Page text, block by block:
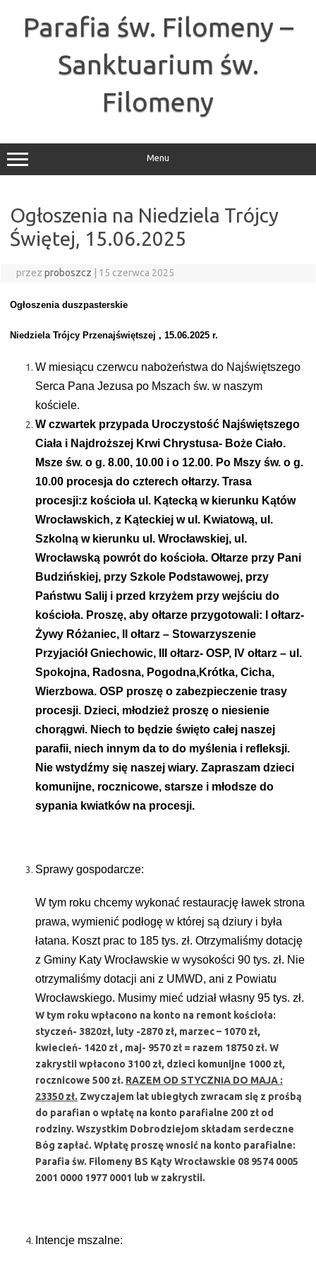
Parafia św. Filomeny –
Sanktuarium św.
Filomeny
Menu
Ogłoszenia na Niedziela Trójcy
Świętej, 15.06.2025
przez proboszcz 15 czerwca 2025
Ogłoszenia duszpasterskie
Niedziela Trójcy Przenajświętszej , 15.06.2025 r.
W miesiącu czerwcu nabożeństwa do Najświętszego
Serca Pana Jezusa po Mszach św. w naszym
kościele.
W czwartek przypada Uroczystość Najświętszego
Ciała i Najdroższej Krwi Chrystusa- Boże Ciało.
Msze św. o g. 8.00, 10.00 i o 12.00. Po Mszy św. o g.
10.00 procesja do czterech ołtarzy. Trasa
procesji:z kościoła ul. Kątecką w kierunku Kątów
Wrocławskich, z Kąteckiej w ul. Kwiatową, ul.
Szkolną w kierunku ul. Wrocławskiej, ul.
Wrocławską powrót do kościoła. Ołtarze przy Pani
Budzińskiej, przy Szkole Podstawowej, przy
Państwu Salij i przed krzyżem przy wejściu do
kościoła. Proszę, aby ołtarze przygotowali: I ołtarz-
Żywy Różaniec, II ołtarz – Stowarzyszenie
Przyjaciół Gniechowic, III ołtarz- OSP, IV ołtarz – ul.
Spokojna, Radosna, Pogodna,Krótka, Cicha,
Wierzbowa. OSP proszę o zabezpieczenie trasy
procesji. Dzieci, młodzież proszę o niesienie
chorągwi. Niech to będzie święto całej naszej
parafii, niech innym da to do myślenia i refleksji.
Nie wstydźmy się naszej wiary. Zapraszam dzieci
komunijne, rocznicowe, starsze i młodsze do
sypania kwiatków na procesji.
Sprawy gospodarcze:
W tym roku chcemy wykonać restaurację ławek strona
prawa, wymienić podłogę w której są dziury i była
łatana. Koszt prac to 185 tys. zł. Otrzymaliśmy dotację
z Gminy Katy Wrocławskie w wysokości 90 tys. zł. Nie
otrzymaliśmy dotacji ani z UMWD, ani z Powiatu
Wrocławskiego. Musimy mieć udział własny 95 tys. zł.
W tym roku wpłacono na konto na remont kościoła:
styczeń- 3820zł, luty -2870 zł, marzec – 1070 zł,
kwiecień- 1420 zł , maj- 9570 zł = razem 18750 zł. W
zakrystii wpłacono 3100 zł, dzieci komunijne 1000 zł,
rocznicowe 500 zł. RAZEM OD STYCZNIA DO MAJA :
23350 zł. Zwyczajem lat ubiegłych zwracam się z prośbą
do parafian o wpłatę na konto parafialne 200 zł od
rodziny. Wszystkim Dobrodziejom składam serdeczne
Bóg zapłać. Wpłatę proszę wnosić na konto parafialne:
Parafia św. Filomeny BS Kąty Wrocławskie 08 9574 0005
2001 0000 1977 0001 lub w zakrystii.
Intencje mszalne: